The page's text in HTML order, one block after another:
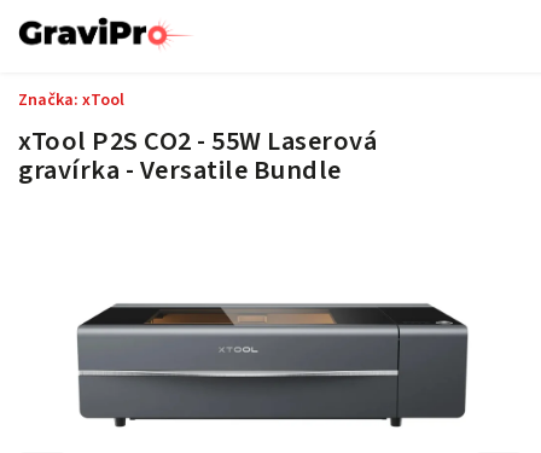
xTool P2S CO2 - 55W Laserová
gravírka - Versatile Bundle
Značka: xTool